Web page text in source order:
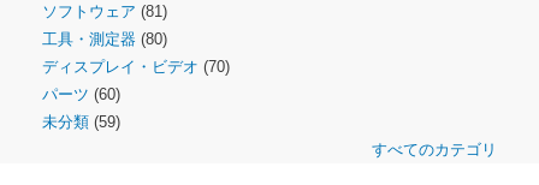
ソフトウェア (81)
工具・測定器 (80)
ディスプレイ・ビデオ (70)
パーツ (60)
未分類 (59)
すべてのカテゴリ